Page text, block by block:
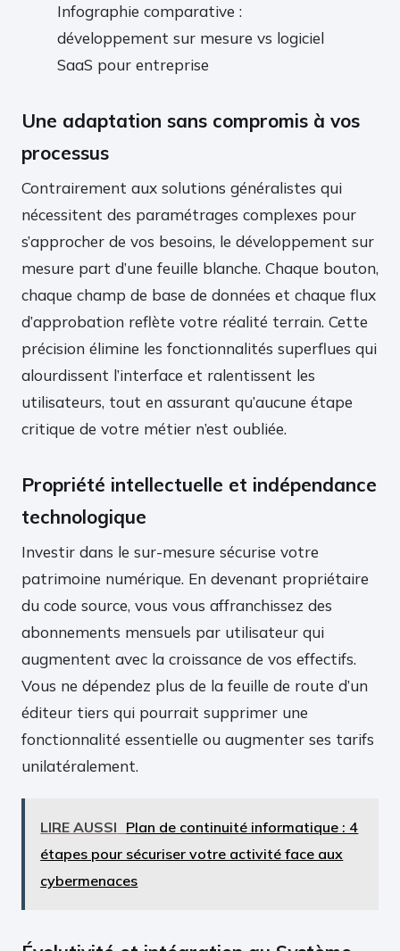
Infographie comparative :
développement sur mesure vs logiciel
SaaS pour entreprise
Une adaptation sans compromis à vos
processus
Contrairement aux solutions généralistes qui
nécessitent des paramétrages complexes pour
s’approcher de vos besoins, le développement sur
mesure part d’une feuille blanche. Chaque bouton,
chaque champ de base de données et chaque flux
d’approbation reflète votre réalité terrain. Cette
précision élimine les fonctionnalités superflues qui
alourdissent l’interface et ralentissent les
utilisateurs, tout en assurant qu’aucune étape
critique de votre métier n’est oubliée.
Propriété intellectuelle et indépendance
technologique
Investir dans le sur-mesure sécurise votre
patrimoine numérique. En devenant propriétaire
du code source, vous vous affranchissez des
abonnements mensuels par utilisateur qui
augmentent avec la croissance de vos effectifs.
Vous ne dépendez plus de la feuille de route d’un
éditeur tiers qui pourrait supprimer une
fonctionnalité essentielle ou augmenter ses tarifs
unilatéralement.
LIRE AUSSI Plan de continuité informatique : 4
étapes pour sécuriser votre activité face aux
cybermenaces